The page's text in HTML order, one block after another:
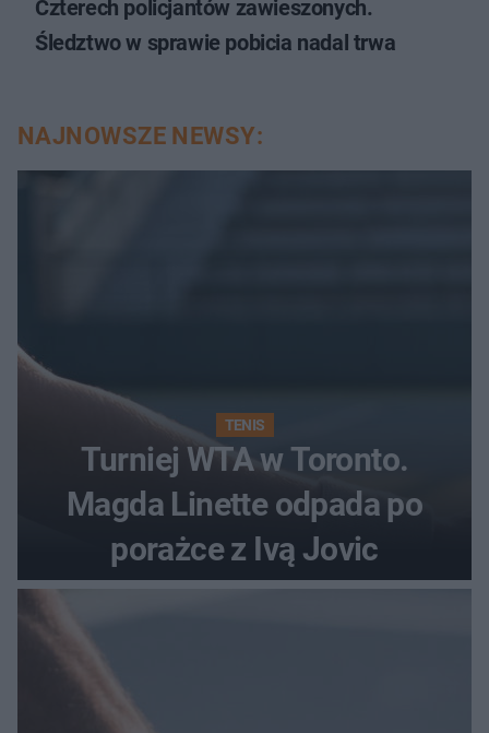
Czterech policjantów zawieszonych.
Śledztwo w sprawie pobicia nadal trwa
NAJNOWSZE NEWSY:
TENIS
Turniej WTA w Toronto.
Magda Linette odpada po
porażce z Ivą Jovic